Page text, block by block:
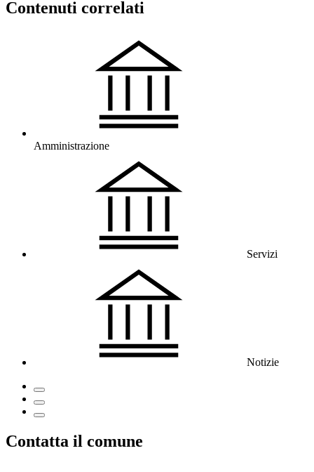
Contenuti correlati
Amministrazione
Servizi
Notizie
Contatta il comune